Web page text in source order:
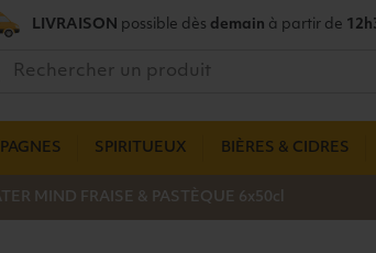
LIVRAISON possible dès demain à partir de
SPIRITUEUX BIÈRES & CIDRES
MIND FRAISE & PASTÈQUE 6x50cl